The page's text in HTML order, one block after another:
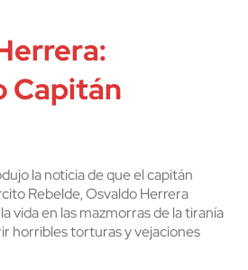
Capitán
la noticia de que el capitán
Rebelde, Osvaldo Herrera
vida en las mazmorras de la tiranía
horribles torturas y vejaciones